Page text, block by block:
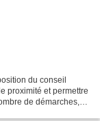
du conseil
proximité et permettre
de démarches,